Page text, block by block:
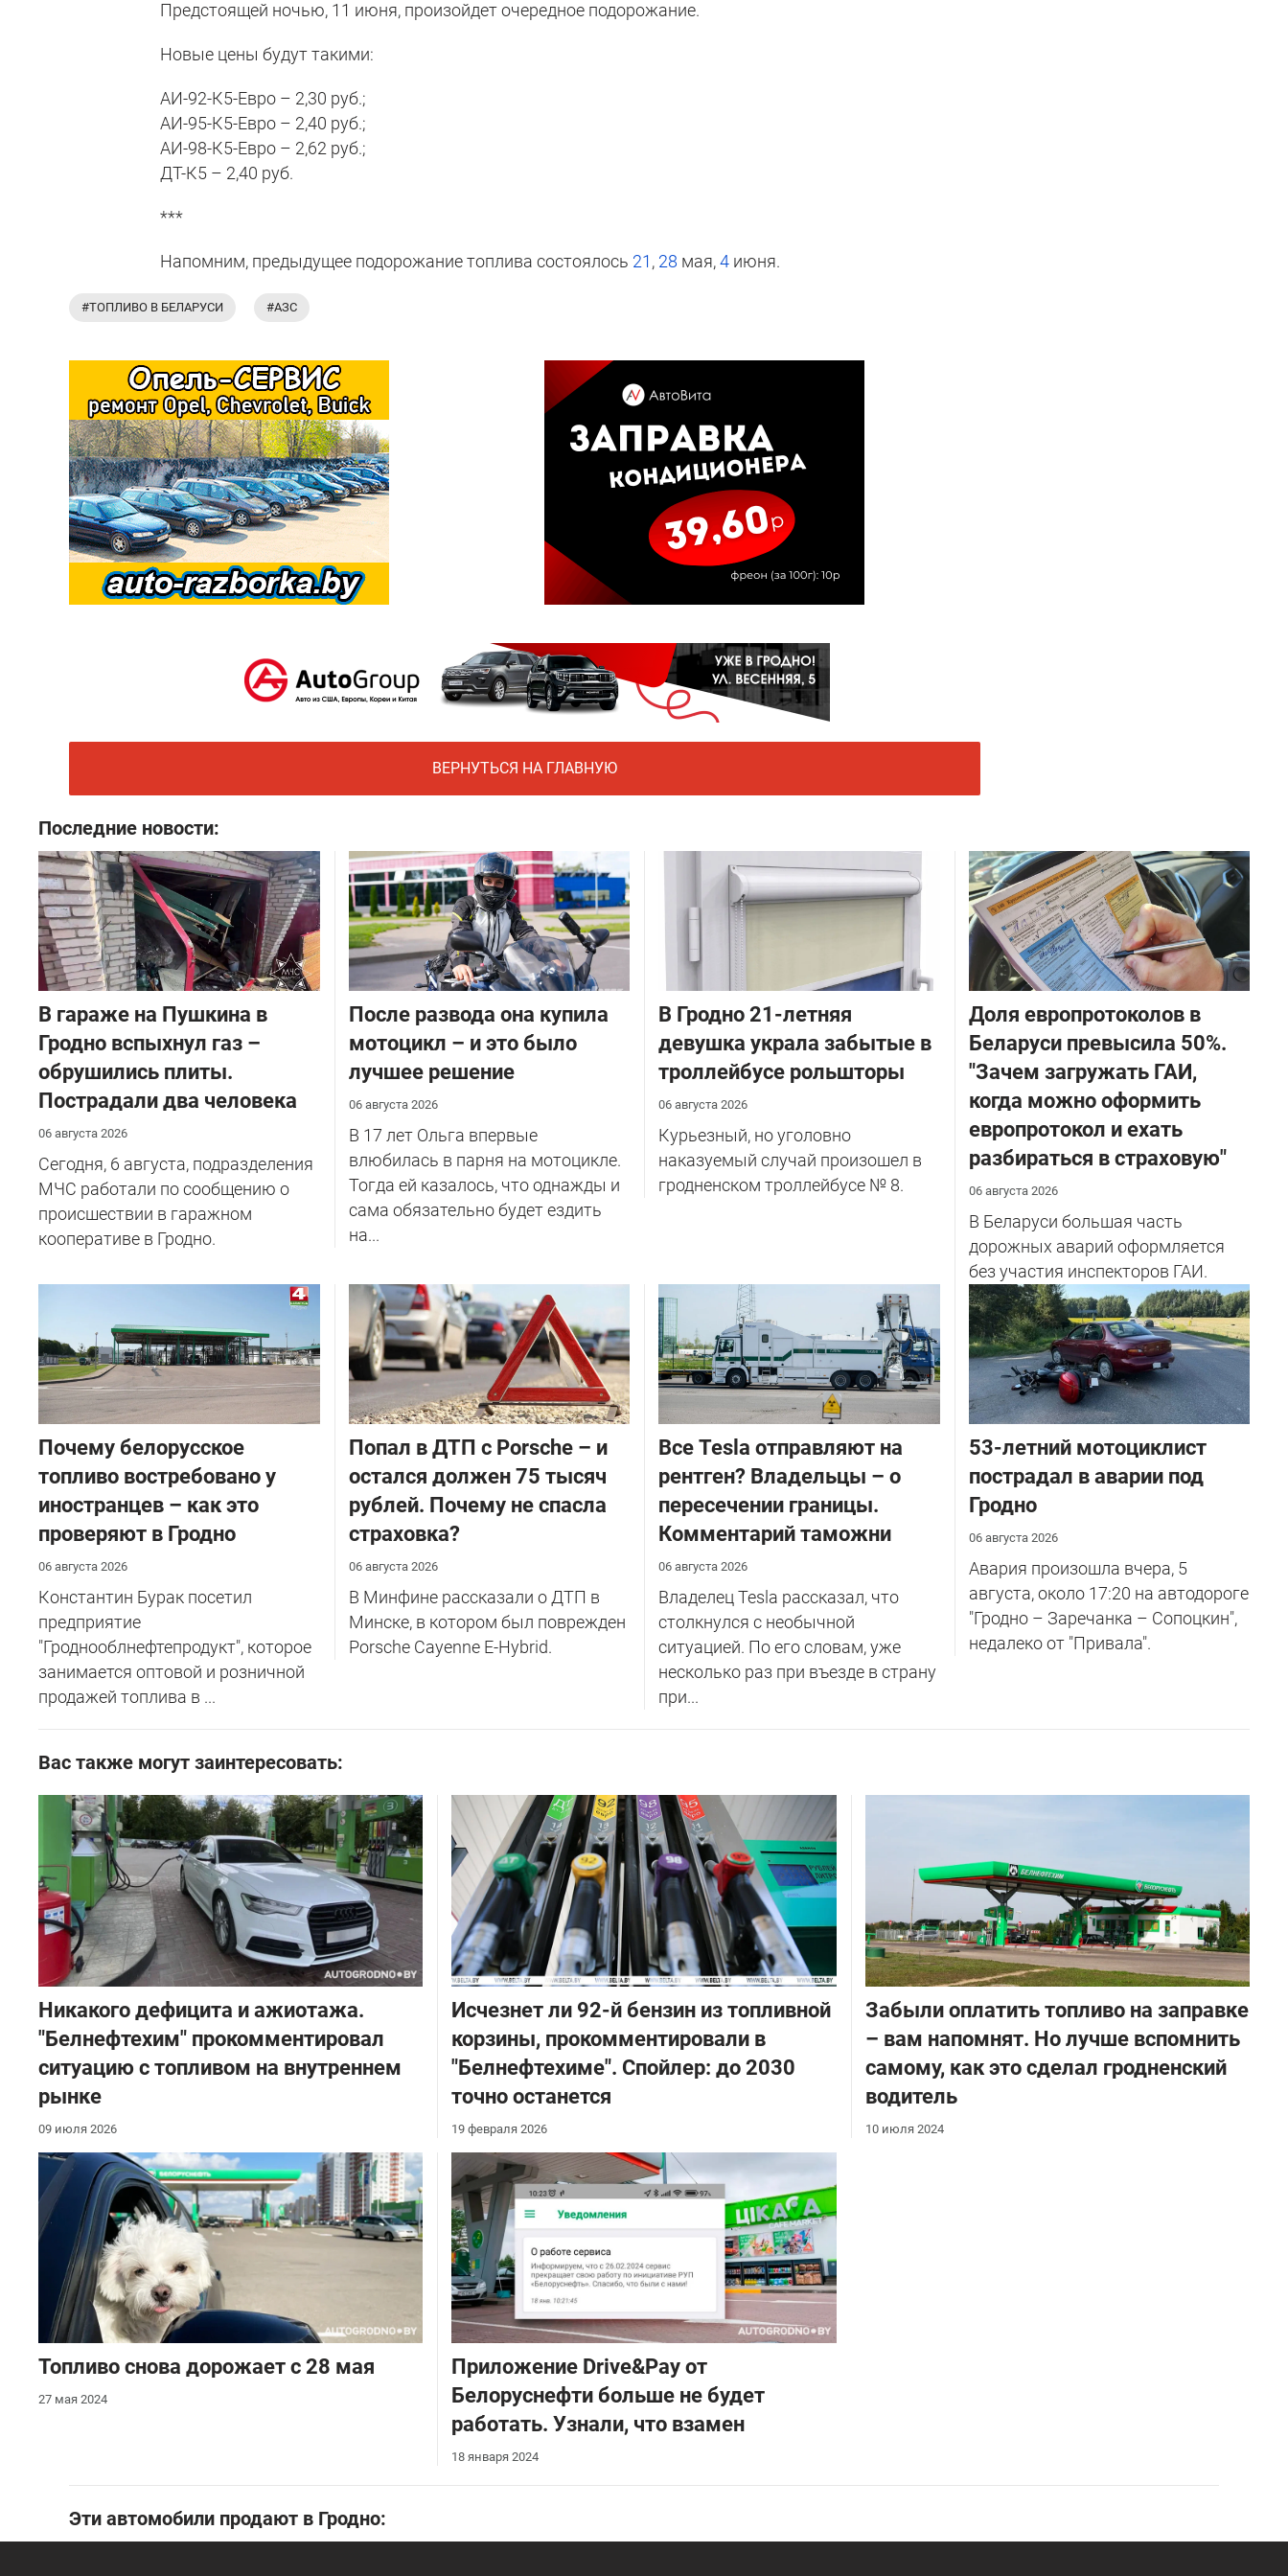
Предстоящей ночью, 11 июня, произойдет очередное подорожание.
Новые цены будут такими:
АИ-92-К5-Евро – 2,30 руб.;
АИ-95-К5-Евро – 2,40 руб.;
АИ-98-К5-Евро – 2,62 руб.;
ДТ-К5 – 2,40 руб.
***
Напомним, предыдущее подорожание топлива состоялось 21, 28 мая,4 июня.
#ТОПЛИВО В БЕЛАРУСИ #АЗС
ВЕРНУТЬСЯ НА ГЛАВНУЮ
Последние новости:
В гараже на Пушкина в
Гродно вспыхнул газ –
обрушились плиты.
Пострадали два человека
06 августа 2026
Сегодня, 6 августа, подразделения
МЧС работали по сообщению о
происшествии в гаражном
кооперативе в Гродно.
После развода она купила
мотоцикл – и это было
лучшее решение
06 августа 2026
В 17 лет Ольга впервые
влюбилась в парня на мотоцикле.
Тогда ей казалось, что однажды и
сама обязательно будет ездить
на...
В Гродно 21-летняя
девушка украла забытые в
троллейбусе рольшторы
06 августа 2026
Курьезный, но уголовно
наказуемый случай произошел в
гродненском троллейбусе № 8.
Доля европротоколов в
Беларуси превысила 50%.
"Зачем загружать ГАИ,
когда можно оформить
европротокол и ехать
разбираться в страховую"
06 августа 2026
В Беларуси большая часть
дорожных аварий оформляется
без участия инспекторов ГАИ.
Почему белорусское
топливо востребовано у
иностранцев – как это
проверяют в Гродно
06 августа 2026
Константин Бурак посетил
предприятие
"Гроднооблнефтепродукт", которое
занимается оптовой и розничной
продажей топлива в ...
​Попал в ДТП с Porsche – и
остался должен 75 тысяч
рублей. Почему не спасла
страховка?
06 августа 2026
В Минфине рассказали о ДТП в
Минске, в котором был поврежден
Porsche Cayenne E-Hybrid.
Все Tesla отправляют на
рентген? Владельцы – о
пересечении границы.
Комментарий таможни
06 августа 2026
Владелец Tesla рассказал, что
столкнулся с необычной
ситуацией. По его словам, уже
несколько раз при въезде в страну
при...
53-летний мотоциклист
пострадал в аварии под
Гродно
06 августа 2026
Авария произошла вчера, 5
августа, около 17:20 на автодороге
"Гродно – Заречанка – Сопоцкин",
недалеко от "Привала".
Вас также могут заинтересовать:
Никакого дефицита и ажиотажа.
"Белнефтехим" прокомментировал
ситуацию с топливом на внутреннем
рынке
09 июля 2026
Исчезнет ли 92-й бензин из топливной
корзины, прокомментировали в
"Белнефтехиме". Спойлер: до 2030
точно останется
19 февраля 2026
Забыли оплатить топливо на заправке
– вам напомнят. Но лучше вспомнить
самому, как это сделал гродненский
водитель
10 июля 2024
Топливо снова дорожает с 28 мая
27 мая 2024
Приложение Drive&Pay от
Белоруснефти больше не будет
работать. Узнали, что взамен
18 января 2024
Эти автомобили продают в Гродно: